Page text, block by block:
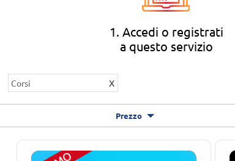
1. Accedi o registrati
a questo servizio
Corsi
Prezzo